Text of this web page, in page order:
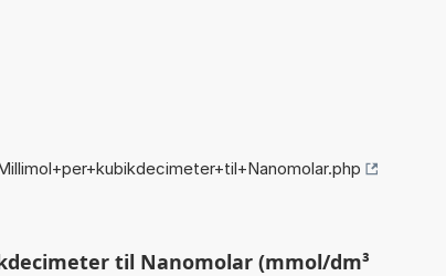
til Nanomolar (mmol/dm³